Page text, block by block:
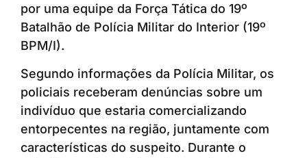
por uma equipe da Força Tática do 19º
Batalhão de Polícia Militar do Interior (19º
BPM/I).
Segundo informações da Polícia Militar, os
policiais receberam denúncias sobre um
indivíduo que estaria comercializando
entorpecentes na região, juntamente com
características do suspeito. Durante o